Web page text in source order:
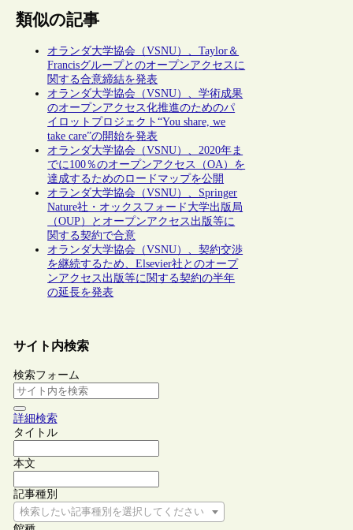
類似の記事
オランダ大学協会（VSNU）、Taylor＆
Francisグループとのオープンアクセスに
関する合意締結を発表
オランダ大学協会（VSNU）、学術成果
のオープンアクセス化推進のためのパ
イロットプロジェクト“You share, we
take care”の開始を発表
オランダ大学協会（VSNU）、2020年ま
でに100％のオープンアクセス（OA）を
達成するためのロードマップを公開
オランダ大学協会（VSNU）、Springer
Nature社・オックスフォード大学出版局
（OUP）とオープンアクセス出版等に
関する契約で合意
オランダ大学協会（VSNU）、契約交渉
を継続するため、Elsevier社とのオープ
ンアクセス出版等に関する契約の半年
の延長を発表
サイト内検索
検索フォーム
詳細検索
タイトル
本文
記事種別
検索したい記事種別を選択してください